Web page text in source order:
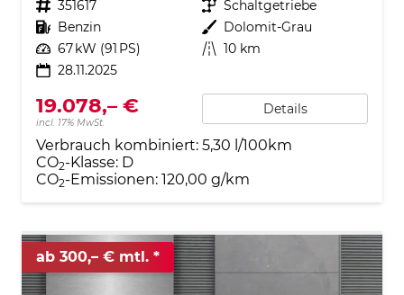
Fahrzeugnr. 351617 Getriebe Schaltgetriebe
Kraftstoff Benzin Außenfarbe Dolomit-Grau
Leistung 67 kW (91 PS) Kilometerstand 10 km
28.11.2025
19.078,– €
incl. 17% MwSt.
Details
Verbrauch kombiniert: 5,30 l/100km
CO2-Klasse: D
CO2-Emissionen: 120,00 g/km
ab 300,– € mtl.